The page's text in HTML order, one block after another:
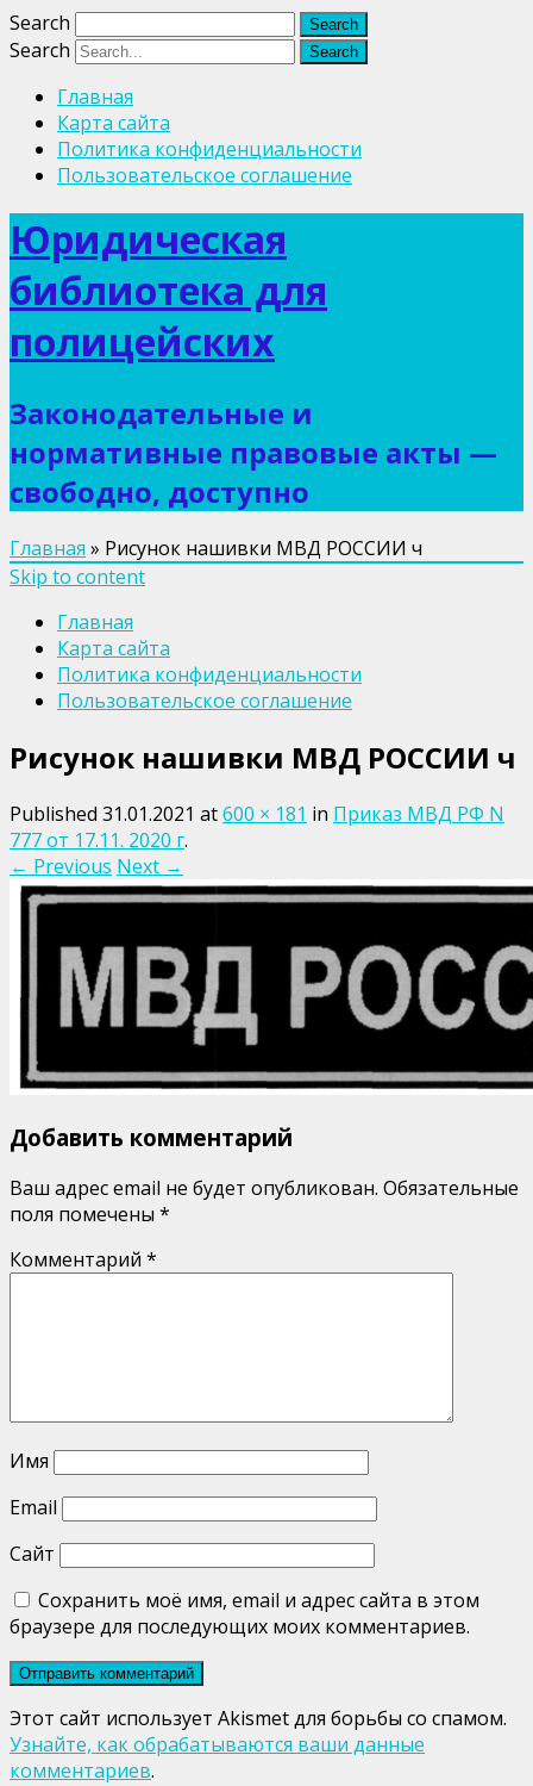
Search
Search
Главная
Карта сайта
Политика конфиденциальности
Пользовательское соглашение
Юридическая
библиотека для
полицейских
Законодательные и
нормативные правовые акты —
свободно, доступно
Главная » Рисунок нашивки МВД РОССИИ ч
Skip to content
Главная
Карта сайта
Политика конфиденциальности
Пользовательское соглашение
Рисунок нашивки МВД РОССИИ ч
Published 31.01.2021 at600 × 181 in Приказ МВД РФ N
777 от 17.11. 2020 г.
← Previous Next →
Добавить комментарий
Ваш адрес email не будет опубликован. Обязательные
поля помечены *
Комментарий *
Имя
Email
Сайт
Сохранить моё имя, email и адрес сайта в этом
браузере для последующих моих комментариев.
Этот сайт использует Akismet для борьбы со спамом.
Узнайте, как обрабатываются ваши данные
комментариев.